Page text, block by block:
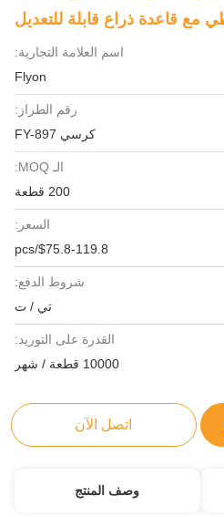
مع قاعدة ذراع قابلة للتعديل
اسم العلامة التجارية:
Flyon
رقم الطراز:
كرسي FY-897
الـ MOQ:
200 قطعة
السعر:
$75.8-119.8/pcs
شروط الدفع:
تي / ت
القدرة على التوريد:
10000 قطعة / شهر
اتصل الآن
وصف المنتج